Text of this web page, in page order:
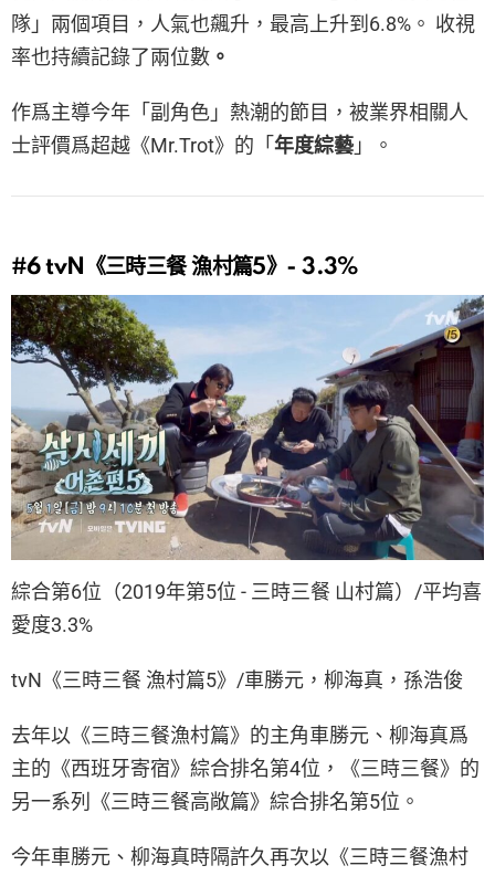
隊」兩個項目，人氣也飆升，最高上升到6.8%。 收視
率也持續記錄了兩位數 。
作爲主導今年「副角色」熱潮的節目，被業界相關人
士評價爲超越《Mr.Trot》的「年度綜藝 」。
#6tvN《三時三餐 漁村篇5》- 3.3%
綜合第6位（2019年第5位 - 三時三餐 山村篇）/平均喜
愛度3.3%
tvN《三時三餐 漁村篇5》/車勝元，柳海真，孫浩俊
去年以《三時三餐漁村篇》的主角車勝元、柳海真爲
主的《西班牙寄宿》綜合排名第4位，《三時三餐》的
另一系列《三時三餐高敞篇》綜合排名第5位。
今年車勝元、柳海真時隔許久再次以《三時三餐漁村